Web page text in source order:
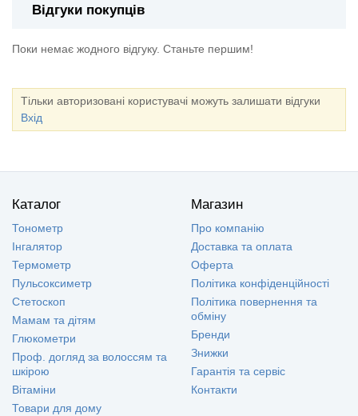
Відгуки покупців
Поки немає жодного відгуку. Станьте першим!
Тільки авторизовані користувачі можуть залишати відгуки
Вхід
Каталог
Тонометр
Інгалятор
Термометр
Пульсоксиметр
Стетоскоп
Мамам та дітям
Глюкометри
Проф. догляд за волоссям та
шкірою
Вітаміни
Товари для дому
Магазин
Про компанію
Доставка та оплата
Оферта
Політика конфіденційності
Політика повернення та
обміну
Бренди
Знижки
Гарантія та сервіс
Контакти